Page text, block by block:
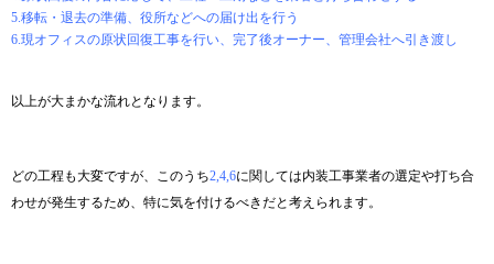
5.移転・退去の準備、役所などへの届け出を行う
6.現オフィスの原状回復工事を行い、完了後オーナー、管理会社へ引き渡し
以上が大まかな流れとなります。
どの工程も大変ですが、このうち2,4,6に関しては内装工事業者の選定や打ち合
わせが発生するため、特に気を付けるべきだと考えられます。